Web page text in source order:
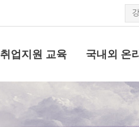
취업지원 교육 국내외 온